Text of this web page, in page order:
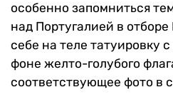
особенно запомниться
над Португалией в
себе на теле татуировку
фоне желто-голубого
соответствующее фото в